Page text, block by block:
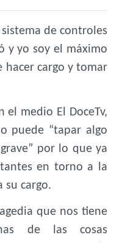
de controles
y yo soy el máximo
hacer cargo y tomar
el medio El DoceTv,
puede “tapar algo
por lo que ya
en torno a la
su cargo.
que nos tiene
de las cosas